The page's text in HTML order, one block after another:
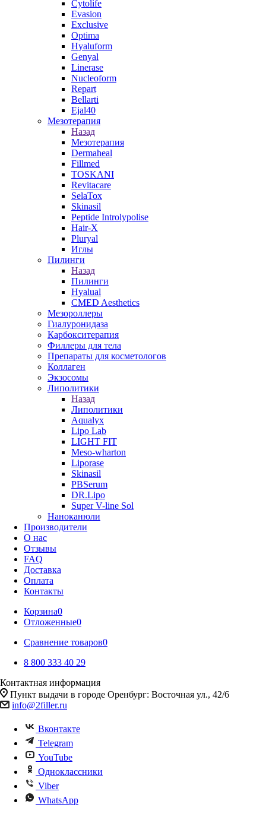
Cytolife
Evasion
Exclusive
Optima
Hyaluform
Genyal
Linerase
Nucleoform
Repart
Bellarti
Ejal40
Мезотерапия
Назад
Мезотерапия
Dermaheal
Fillmed
TOSKANI
Revitacare
SelaTox
Skinasil
Peptide Introlypolise
Hair-X
Pluryal
Иглы
Пилинги
Назад
Пилинги
Hyalual
CMED Aesthetics
Мезороллеры
Гиалуронидаза
Карбокситерапия
Филлеры для тела
Препараты для косметологов
Коллаген
Экзосомы
Липолитики
Назад
Липолитики
Aqualyx
Lipo Lab
LIGHT FIT
Meso-wharton
Liporase
Skinasil
PBSerum
DR.Lipo
Super V-line Sol
Наноканюли
Производители
О нас
Отзывы
FAQ
Доставка
Оплата
Контакты
Корзина0
Отложенные0
Сравнение товаров0
8 800 333 40 29
Контактная информация
Пункт выдачи в городе Оренбург: Восточная ул., 42/6
info@2filler.ru
Вконтакте
Telegram
YouTube
Одноклассники
Viber
WhatsApp